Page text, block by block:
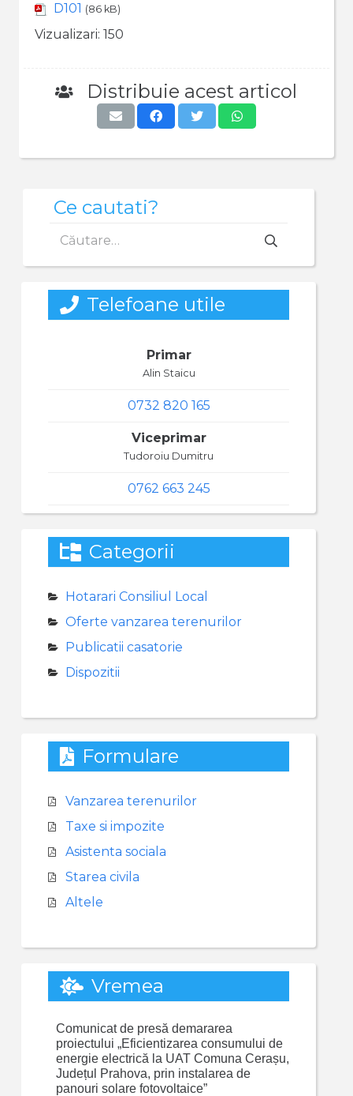
D101 (86 kB)
Vizualizari: 150
Distribuie acest articol
Ce cautati?
după:
Telefoane utile
Primar
Alin Staicu
0732 820 165
Viceprimar
Tudoroiu Dumitru
0762 663 245
Categorii
Hotarari Consiliul Local
Oferte vanzarea terenurilor
Publicatii casatorie
Dispozitii
Formulare
Vanzarea terenurilor
Taxe si impozite
Asistenta sociala
Starea civila
Altele
Vremea
Comunicat de presă demararea
proiectului „Eficientizarea consumului de
energie electrică la UAT Comuna Cerașu,
Județul Prahova, prin instalarea de
panouri solare fotovoltaice”